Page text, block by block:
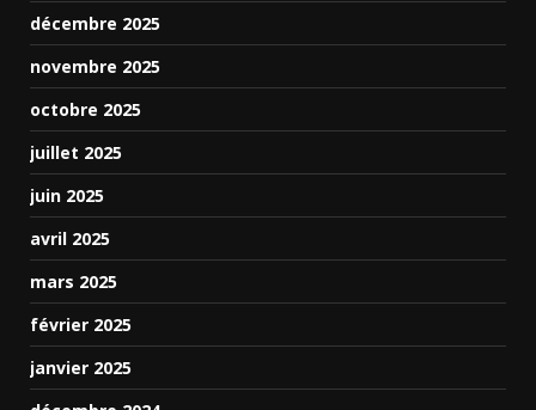
décembre 2025
novembre 2025
octobre 2025
juillet 2025
juin 2025
avril 2025
mars 2025
février 2025
janvier 2025